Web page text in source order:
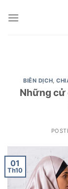
BIÊN DỊCH,
Những cử
01
Th10